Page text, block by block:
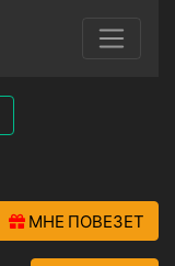
МНЕ ПОВЕЗЕТ